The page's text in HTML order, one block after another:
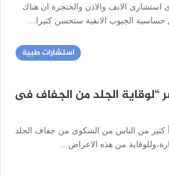
استشارى الانف والاذن والحنجرة ان هناك
حساسية الجيوب الانفية ستحسن كثيرا…
استشارات طبية
“لوقاية الجلد من الجفاف فى
كثير من الناس من الشكوى من جفاف الجلد
من هذه الاعراض…